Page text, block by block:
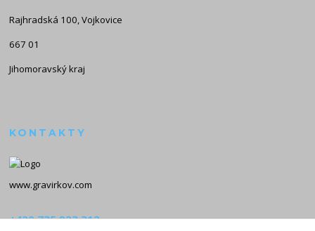
Rajhradská 100, Vojkovice
667 01
Jihomoravský kraj
KONTAKTY
www.gravirkov.com
+420 735 923 312